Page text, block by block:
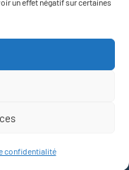
un effet négatif sur certaines
confidentialité